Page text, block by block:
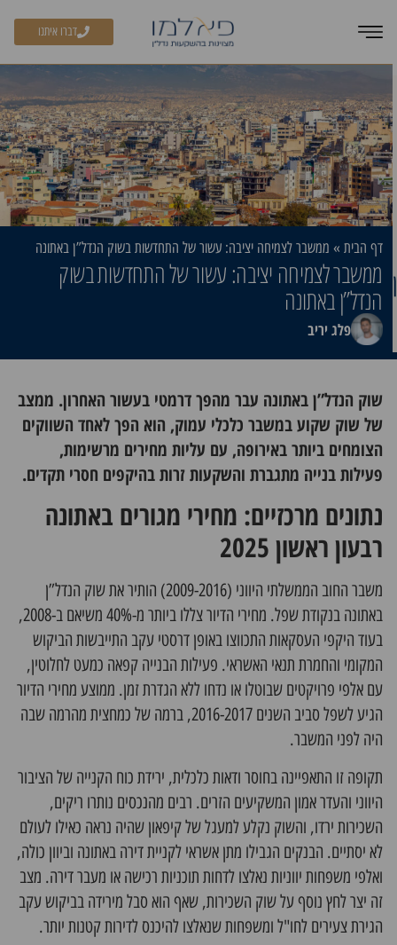
דברו איתנו
דף הבית » ממשבר לצמיחה יציבה: עשור של התחדשות בשוק הנדל”ן באתונה
ממשבר לצמיחה יציבה: עשור של התחדשות בשוק
הנדל”ן באתונה
פלג יריב
שוק הנדל”ן באתונה עבר מהפך דרמטי בעשור האחרון. ממצב
של שוק שקוע במשבר כלכלי עמוק, הוא הפך לאחד השווקים
הצומחים ביותר באירופה, עם עליות מחירים מרשימות,
פעילות בנייה מתגברת והשקעות זרות בהיקפים חסרי תקדים.
נתונים מרכזיים: מחירי מגורים באתונה
רבעון ראשון 2025
משבר החוב הממשלתי היווני (2009-2016) הותיר את שוק הנדל”ן
באתונה בנקודת שפל. מחירי הדיור צללו ביותר מ-40% משיאם ב-2008,
בעוד היקפי העסקאות התכווצו באופן דרסטי עקב התייבשות הביקוש
המקומי והחמרת תנאי האשראי. פעילות הבנייה קפאה כמעט לחלוטין,
עם אלפי פרויקטים שבוטלו או נדחו ללא הגדרת זמן. ממוצע מחירי הדיור
הגיע לשפל סביב השנים 2016-2017, ברמה של כמחצית מהרמה שבה
היה לפני המשבר.
תקופה זו התאפיינה בחוסר ודאות כלכלית, ירידת כוח הקנייה של הציבור
היווני והעדר אמון המשקיעים הזרים. רבים מהנכסים נותרו ריקים,
השכירות ירדו, והשוק נקלע למעגל של קיפאון שהיה נראה כאילו לעולם
לא יסתיים. הבנקים הגבילו מתן אשראי לקניית דירה באתונה וביוון כולה,
ואלפי משפחות יווניות נאלצו לדחות תוכניות רכישה או מעבר דירה. מצב
זה יצר לחץ נוסף על שוק השכירות, שאף הוא סבל מירידה בביקוש עקב
הגירת צעירים לחו"ל ומשפחות שנאלצו להיכנס לדירות קטנות יותר.